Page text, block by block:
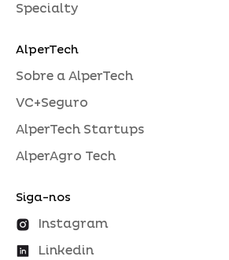
Specialty
AlperTech
Sobre a AlperTech
VC+Seguro
AlperTech Startups
AlperAgro Tech
Siga-nos
Instagram
Linkedin